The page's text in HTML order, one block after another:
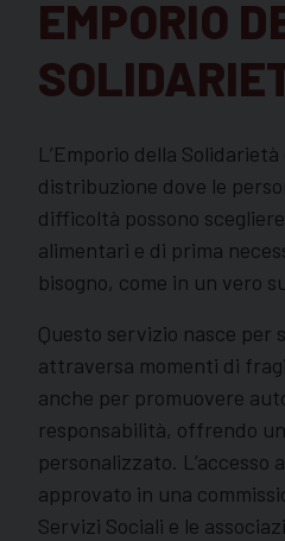
EMPORIO
L’Emporio della
distribuzione dove le
difficoltà possono
alimentari e di prima
bisogno, come in un vero
Questo servizio nasce per
attraversa momenti di
anche per promuovere
responsabilità, offrendo
personalizzato. L’accesso
approvato in una
Servizi Sociali e le